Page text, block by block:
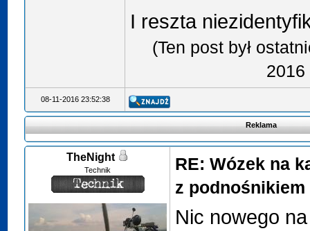
I reszta
(Ten post był
08-11-2016 23:52:38
Reklama
TheNight
Technik
RE: Wózek na
z
Nic nowego